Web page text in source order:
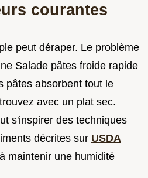
courantes
peut déraper. Le problème
Salade pâtes froide rapide
pâtes absorbent tout le
avec un plat sec.
s'inspirer des techniques
décrites sur USDA
maintenir une humidité